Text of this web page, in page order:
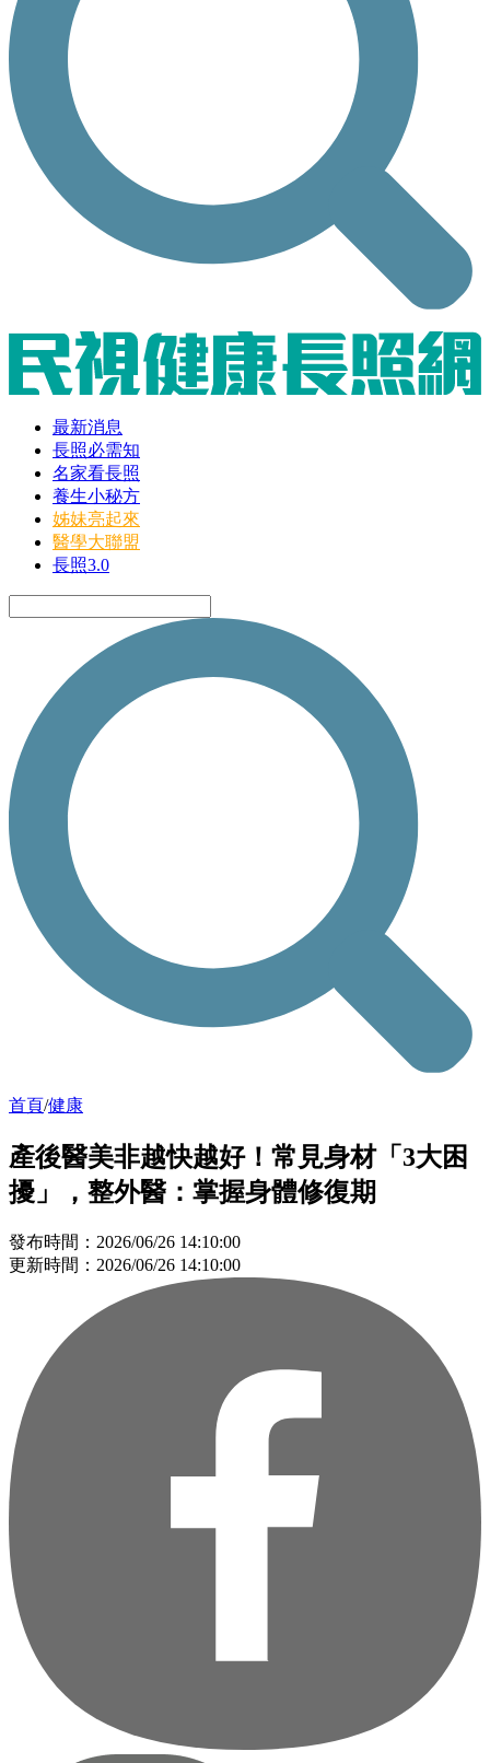
最新消息
長照必需知
名家看長照
養生小秘方
姊妹亮起來
醫學大聯盟
長照3.0
首頁/健康
產後醫美非越快越好！常見身材「3大困
擾」，整外醫：掌握身體修復期
發布時間：2026/06/26 14:10:00
更新時間：2026/06/26 14:10:00